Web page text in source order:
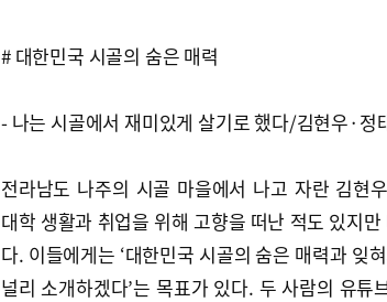
# 대한민국 시골의 숨은 매력
- 나는 시골에서 재미있게 살기로 했다/김현우·
전라남도 나주의 시골 마을에서 나고 자란 김현
대학 생활과 취업을 위해 고향을 떠난 적도 있지
다. 이들에게는 ‘대한민국 시골의 숨은 매력과 잊
널리 소개하겠다’는 목표가 있다. 두 사람의 유튜